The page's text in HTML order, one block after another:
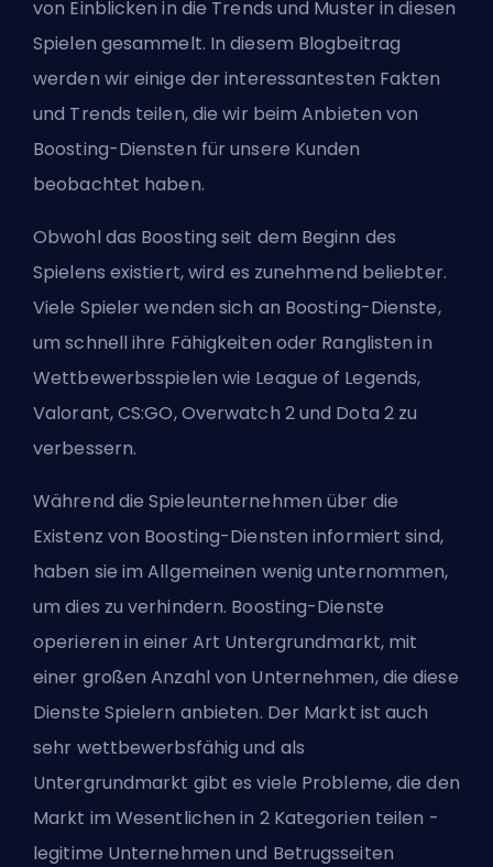
von Einblicken in die Trends und Muster in diesen
Spielen gesammelt. In diesem Blogbeitrag
werden wir einige der interessantesten Fakten
und Trends teilen, die wir beim Anbieten von
Boosting-Diensten für unsere Kunden
beobachtet haben.
Obwohl das Boosting seit dem Beginn des
Spielens existiert, wird es zunehmend beliebter.
Viele Spieler wenden sich an Boosting-Dienste,
um schnell ihre Fähigkeiten oder Ranglisten in
Wettbewerbsspielen wie League of Legends,
Valorant,CS:GO,Overwatch 2und Dota 2zu
verbessern.
Während die Spieleunternehmen über die
Existenz von Boosting-Diensten informiert sind,
haben sie im Allgemeinen wenig unternommen,
um dies zu verhindern. Boosting-Dienste
operieren in einer Art Untergrundmarkt, mit
einer großen Anzahl von Unternehmen, die diese
Dienste Spielern anbieten. Der Markt ist auch
sehr wettbewerbsfähig und als
Untergrundmarkt gibt es viele Probleme, die den
Markt im Wesentlichen in 2 Kategorien teilen -
legitime Unternehmen und Betrugsseiten